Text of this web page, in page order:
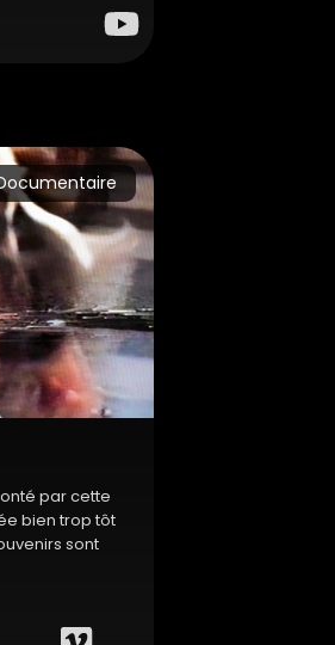
par cette
bien trop tôt
sont